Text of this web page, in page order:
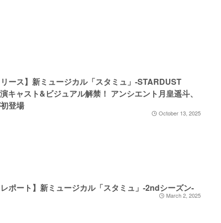
リース】新ミュージカル「スタミュ」-STARDUST
キャスト&ビジュアル解禁！ アンシエント月皇遥斗、
登場
October 13, 2025
レポート】新ミュージカル「スタミュ」-2ndシーズン-
March 2, 2025